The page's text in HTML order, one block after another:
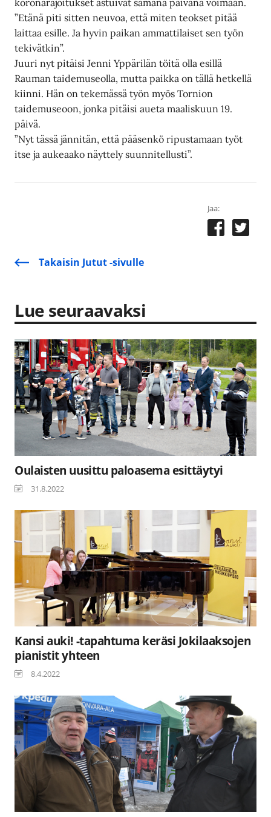
koronarajoitukset astuivat samana päivänä voimaan.
”Etänä piti sitten neuvoa, että miten teokset pitää
laittaa esille. Ja hyvin paikan ammattilaiset sen työn
tekivätkin”.
Juuri nyt pitäisi Jenni Yppärilän töitä olla esillä
Rauman taidemuseolla, mutta paikka on tällä hetkellä
kiinni. Hän on tekemässä työn myös Tornion
taidemuseoon, jonka pitäisi aueta maaliskuun 19.
päivä.
”Nyt tässä jännitän, että pääsenkö ripustamaan työt
itse ja aukeaako näyttely suunnitellusti”.
Jaa:
Takaisin Jutut -sivulle
Lue seuraavaksi
Oulaisten uusittu paloasema esittäytyi
31.8.2022
Kansi auki! -tapahtuma keräsi Jokilaaksojen
pianistit yhteen
8.4.2022